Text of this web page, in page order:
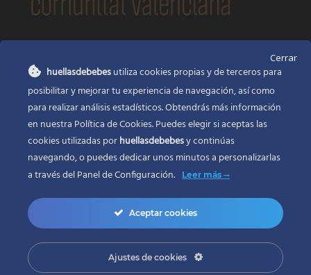
Huellas de bebés
Santa Ana, 22Alcasser Valencia 46290
625 120 591
info@huellasdebebes.com
Copyright 2017 | Todos los derechos reservados
Cerrar
huellasdebebesutiliza cookies propias y de terceros para
posibilitar y mejorar tu experiencia de navegación, así como
para realizar análisis estadísticos. Obtendrás más información
en nuestra Política de Cookies. Puedes elegir si aceptas las
cookies utilizadas porhuellasdebebesy continúas
navegando, o puedes dedicar unos minutos a personalizarlas
a través delPanel de Configuración. Leer más
Aceptar cookies
Ajustes de cookies